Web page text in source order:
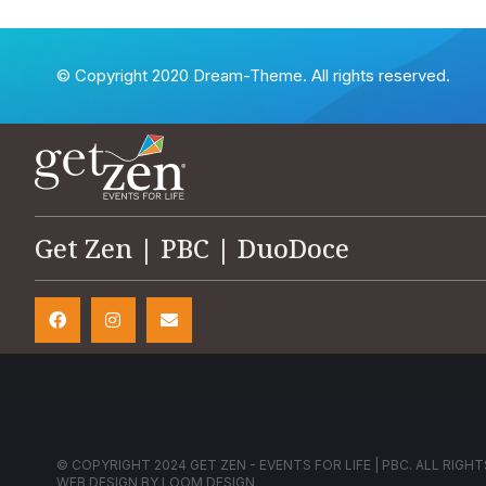
© Copyright 2020 Dream-Theme. All rights reserved.
Get Zen | PBC | DuoDoce
© COPYRIGHT 2024 GET ZEN - EVENTS FOR LIFE | PBC. ALL
WEB DESIGN BY LOOM DESIGN